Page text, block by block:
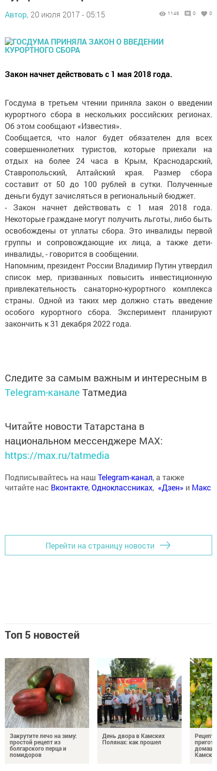
Автор, 20 июля 2017 - 05:15 1146 0 0
Закон начнет действовать с 1 мая 2018 года.
Госдума в третьем чтении приняла закон о введении
курортного сбора в нескольких российских регионах.
Об этом сообщают «Известия».
Сообщается, что налог будет обязателен для всех
совершеннолетних туристов, которые приехали на
отдых на более 24 часа в Крым, Краснодарский,
Ставропольский, Алтайский края. Размер сбора
составит от 50 до 100 рублей в сутки. Полученные
деньги будут зачисляться в региональный бюджет.
- Закон начнет действовать с 1 мая 2018 года.
Некоторые граждане могут получить льготы, либо быть
освобождены от уплаты сбора. Это инвалиды первой
группы и сопровождающие их лица, а также дети-
инвалиды, - говорится в сообщении.
Напомним, президент России Владимир Путин утвердил
список мер, призванных повысить инвестиционную
привлекательность санаторно-курортного комплекса
страны. Одной из таких мер должно стать введение
особого курортного сбора. Эксперимент планируют
закончить к 31 декабря 2022 года.
Следите за самым важным и интересным в
Telegram-канале Татмедиа
Читайте новости Татарстана в
национальном мессенджере MАХ:
https://max.ru/tatmedia
Подписывайтесь на наш Telegram-канал, а также
читайте нас Вконтакте,Одноклассниках, «Дзен» и Макс
Перейти на страницу новости
Топ 5 новостей
Закрутите лечо на зиму:
простой рецепт из
болгарского перца и
помидоров
День двора в Камских
Полянах: как прошел